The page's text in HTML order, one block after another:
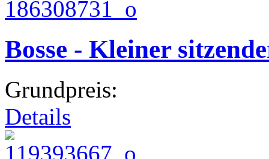
Bosse - Kleiner
Grundpreis:
Details